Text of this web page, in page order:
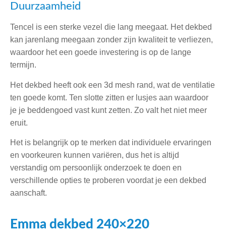
Duurzaamheid
Tencel is een sterke vezel die lang meegaat. Het dekbed
kan jarenlang meegaan zonder zijn kwaliteit te verliezen,
waardoor het een goede investering is op de lange
termijn.
Het dekbed heeft ook een 3d mesh rand, wat de ventilatie
ten goede komt. Ten slotte zitten er lusjes aan waardoor
je je beddengoed vast kunt zetten. Zo valt het niet meer
eruit.
Het is belangrijk op te merken dat individuele ervaringen
en voorkeuren kunnen variëren, dus het is altijd
verstandig om persoonlijk onderzoek te doen en
verschillende opties te proberen voordat je een dekbed
aanschaft.
Emma dekbed 240×220